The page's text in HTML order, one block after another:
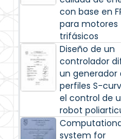
con base en
para motores
trifásicos
Diseño de un
controlador
un generador
perfiles S-
el control de
robot
system for